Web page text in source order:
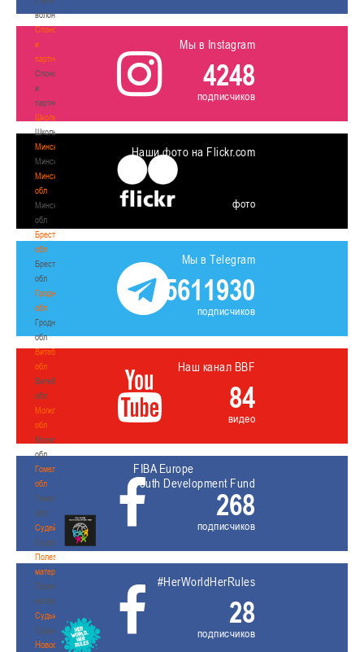
волонтером
Спонсоры
и
партнеры
Спонсоры
и
партнеры
Школы
Школы
Минск
Минск
Минская
обл
Минская
обл
Брестская
обл
Брестская
обл
Гродненская
обл
Гродненская
обл
Витебская
обл
Витебская
обл
Могилевская
обл
Могилевская
обл
Гомельская
обл
Гомельская
обл
Судейство
Судейство
Полезные
материалы
Полезные
материалы
Судьи
Судьи
Новости
Мы в Instagram
4248
подписчиков
Наши фото на Flickr.com
фото
Мы в Telegram
5611930
подписчиков
Наш канал BBF
84
видео
FIBA Europe
Youth Development Fund
268
подписчиков
#HerWorldHerRules
28
подписчиков